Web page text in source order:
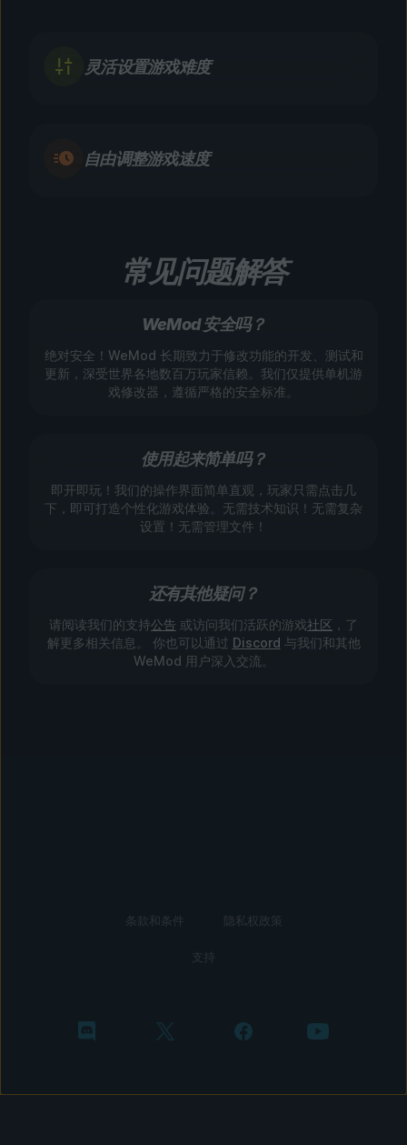
灵活设置游戏难度
自由调整游戏速度
常见问题解答
WeMod 安全吗？
绝对安全！WeMod 长期致力于修改功能的开发、测试和
更新，深受世界各地数百万玩家信赖。我们仅提供单机游
戏修改器，遵循严格的安全标准。
使用起来简单吗？
即开即玩！我们的操作界面简单直观，玩家只需点击几
下，即可打造个性化游戏体验。无需技术知识！无需复杂
设置！无需管理文件！
还有其他疑问？
请阅读我们的支持公告 或访问我们活跃的游戏社区 ，了
解更多相关信息。 你也可以通过 Discord 与我们和其他
WeMod 用户深入交流。
条款和条件 隐私权政策
支持